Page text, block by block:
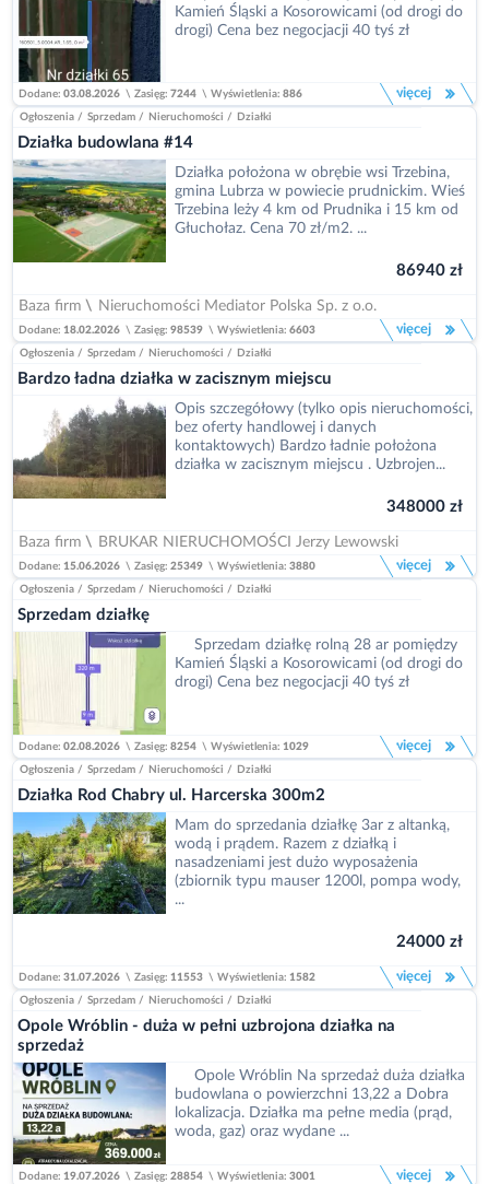
Kamień Śląski a Kosorowicami (od drogi do
drogi) Cena bez negocjacji 40 tyś zł
Dodane:03.08.2026 \ Zasięg:7244 \ Wyświetlenia:886 więcej
Ogłoszenia / Sprzedam / Nieruchomości / Działki
Działka budowlana #14
Działka położona w obrębie wsi Trzebina,
gmina Lubrza w powiecie prudnickim. Wieś
Trzebina leży 4 km od Prudnika i 15 km od
Głuchołaz. Cena 70 zł/m2. ...
86940 zł
Baza firm \ Nieruchomości Mediator Polska Sp. z o.o.
Dodane:18.02.2026 \ Zasięg:98539 \ Wyświetlenia:6603 więcej
Ogłoszenia / Sprzedam / Nieruchomości / Działki
Bardzo ładna działka w zacisznym miejscu
Opis szczegółowy (tylko opis nieruchomości,
bez oferty handlowej i danych
kontaktowych) Bardzo ładnie położona
działka w zacisznym miejscu . Uzbrojen...
348000 zł
Baza firm \ BRUKAR NIERUCHOMOŚCI Jerzy Lewowski
Dodane:15.06.2026 \ Zasięg:25349 \ Wyświetlenia:3880 więcej
Ogłoszenia / Sprzedam / Nieruchomości / Działki
Sprzedam działkę
Sprzedam działkę rolną 28 ar pomiędzy
Kamień Śląski a Kosorowicami (od drogi do
drogi) Cena bez negocjacji 40 tyś zł
Dodane:02.08.2026 \ Zasięg:8254 \ Wyświetlenia:1029 więcej
Ogłoszenia / Sprzedam / Nieruchomości / Działki
Działka Rod Chabry ul. Harcerska 300m2
Mam do sprzedania działkę 3ar z altanką,
wodą i prądem. Razem z działką i
nasadzeniami jest dużo wyposażenia
(zbiornik typu mauser 1200l, pompa wody,
...
24000 zł
Dodane:31.07.2026 \ Zasięg:11553 \ Wyświetlenia:1582 więcej
Ogłoszenia / Sprzedam / Nieruchomości / Działki
Opole Wróblin - duża w pełni uzbrojona działka na
sprzedaż
Opole Wróblin Na sprzedaż duża działka
budowlana o powierzchni 13,22 a Dobra
lokalizacja. Działka ma pełne media (prąd,
woda, gaz) oraz wydane ...
Dodane:19.07.2026 \ Zasięg:28854 \ Wyświetlenia:3001 więcej